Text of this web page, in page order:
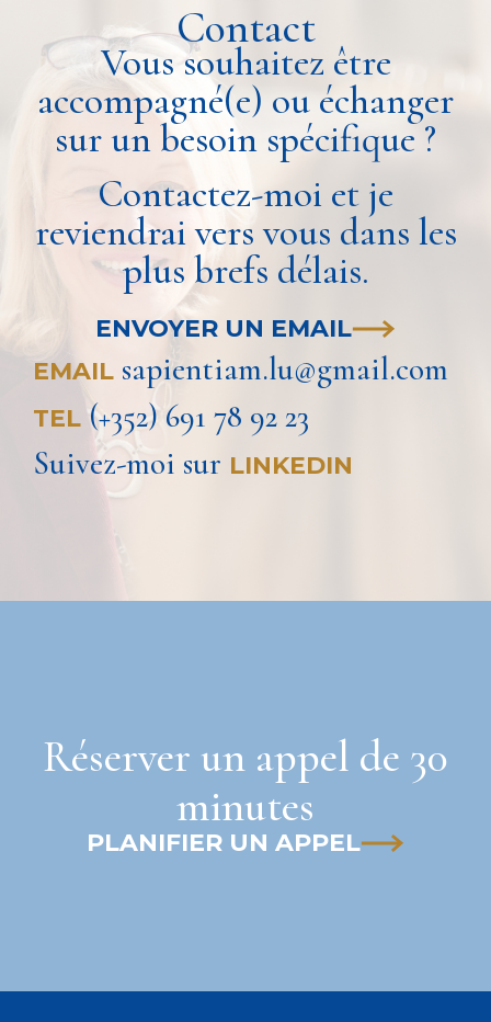
Contact
Vous souhaitez être
accompagné(e) ou échanger
sur un besoin spécifique ?
Contactez-moi et je
reviendrai vers vous dans les
plus brefs délais.
ENVOYER UN EMAIL
EMAIL sapientiam.lu@gmail.com
TEL (+352) 691 78 92 23
Suivez-moi sur LINKEDIN
Réserver un appel de 30
minutes
PLANIFIER UN APPEL